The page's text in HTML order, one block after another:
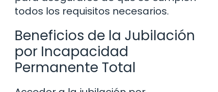
todos los requisitos necesarios.
Beneficios de la Jubilación
por Incapacidad
Permanente Total